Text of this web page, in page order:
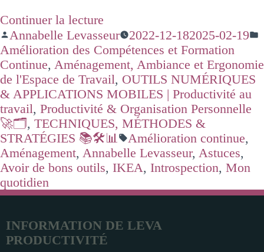
Continuer la lecture
Annabelle Levasseur
2022-12-182025-02-19
Amélioration des Compétences et Formation
Continue, Aménagement, Ambiance et Ergonomie
de l'Espace de Travail, OUTILS NUMÉRIQUES
& APPLICATIONS MOBILES | Productivité au
travail, Productivité & Organisation Personnelle
🚀🗂️, TECHNIQUES, MÉTHODES &
STRATÉGIES 📚🛠️📊
Amélioration continue,
Aménagement, Annabelle Levasseur, Astuces,
Avoir de bons outils, IKEA, Introspection, Mon
quotidien
INFORMATION DE LEVA
PRODUCTIVITÉ